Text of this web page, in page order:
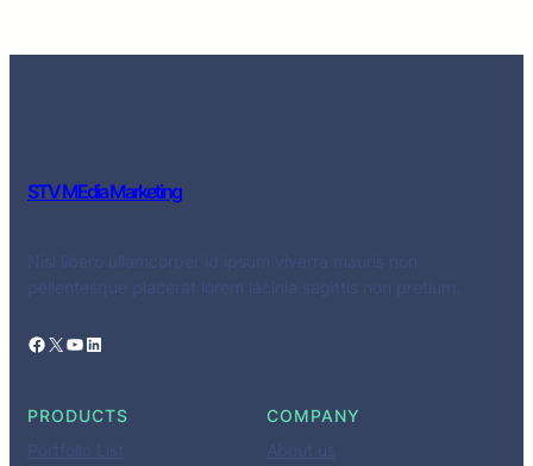
STV MEdia Marketing
Nisl libero ullamcorper id ipsum viverra mauris non
pellentesque placerat lorem lacinia sagittis non pretium.
Facebook X YouTube LinkedIn
PRODUCTS
Portfolio List
COMPANY
About us